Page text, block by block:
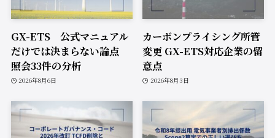
GX-ETS 公式マニュアル
だけでは決まらない論点
照会33件の分析
2026年8月6日
カーボンプライシング所管
変更 GX-ETS対応企業の留
意点
2026年8月3日